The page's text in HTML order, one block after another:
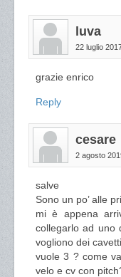
luva
22 luglio
grazie enrico
Reply
cesare
2 agosto
salve
Sono un po’ alle
mi è appena
collegarlo ad uno
vogliono dei
vuole 3 ? come
velo e cv con